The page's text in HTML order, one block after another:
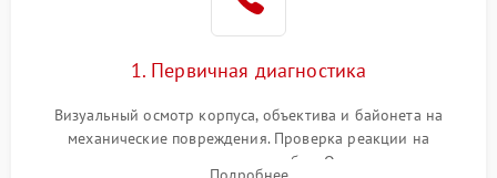
1. Первичная диагностика
Визуальный осмотр корпуса, объектива и байонета на
механические повреждения. Проверка реакции на
включение, считывание кодов ошибок. Оценка состояния